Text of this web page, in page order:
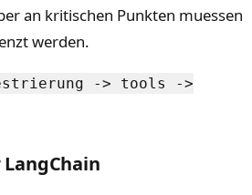
an kritischen Punkten muessen
werden.
-> tools ->